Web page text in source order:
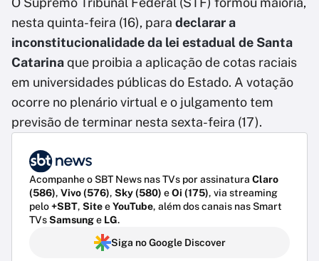
nesta quinta-feira (16), para declarar a
inconstitucionalidade da lei estadual de Santa
Catarinaque proibia a aplicação de cotas raciais
em universidades públicas do Estado. A votação
ocorre no plenário virtual e o julgamento tem
previsão de terminar nesta sexta-feira (17).
Acompanhe o SBT News nas TVs por assinatura Claro
(586), Vivo (576), Sky (580) eOi (175), via streaming
pelo+SBT, SiteeYouTube, além dos canais nas Smart
TVsSamsunge LG.
Siga no Google Discover